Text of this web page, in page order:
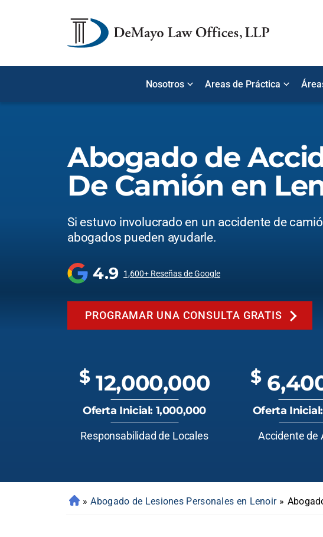
Nosotros Areas de Práctica
Abogado de
De Camión en
Si estuvo involucrado en un accidente de
abogados pueden ayudarle.
4.9 1,600+ Reseñas de Google
PROGRAMAR UNA CONSULTA GRATIS
$12,000,000
Oferta Inicial: 1,000,000
Responsabilidad de Locales
$
Oferta
Accidente de
» Abogado de Lesiones Personales en Lenoir »